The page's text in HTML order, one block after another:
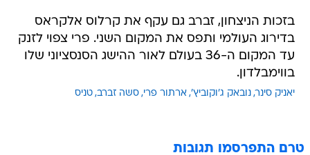
בזכות הניצחון, זברב גם עקף את קרלוס אלקראס
בדירוג העולמי ותפס את המקום השני. פרי צפוי לזנק
עד המקום ה-36 בעולם לאור ההישג הסנסציוני שלו
בווימבלדון.
יאניק סינר נובאק ג'וקוביץ' ארתור פרי סשה זברב טניס
טרם התפרסמו תגובות